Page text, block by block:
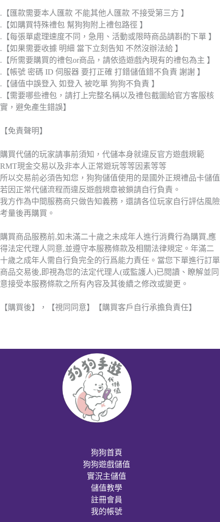
.【匯款需要本人匯款 不能其他人匯款 不接受第三方 】
.【如購買特殊禮包 幫狗狗附上禮包路徑 】
.【每張單處理速度不同，急用、活動或限時商品請斟酌下單 】
.【如果需要收據 明細 當下立刻告知 不然沒辦法給 】
.【所需要購買的禮包or商品，請依造遊戲內現有的禮包為主 】
.【帳號 密碼 ID 伺服器 要打正確 打錯儲值錯不負責 謝謝 】
.【儲值中誤登入 如登入 被吃單 狗狗不負責 】
.【需要哪些禮包，請打上完整名稱以及禮包截圖給官方客服核
實，避免產生錯誤】
【免責聲明】
購買代儲的玩家請事前須知，代儲本身就違反官方遊戲規範
RMT現金交易以及非本人正常遊玩等等因素等等
所以交易前必須告知您，狗狗儲值使用的是國外正規禮品卡儲值
若因正常代儲流程而違反遊戲規章被鎖請自行負責。
我方作為中間服務商只做告知義務，還請各位玩家自行評估風險
考量後再購買。
購買商品服務前,如未滿二十歲之未成年人進行消費行為購買,應
得法定代理人同意,並遵守本服務條款及相關法律規定。年滿二
十歲之成年人需自行負完全的行爲能力責任。當您下單進行訂單
商品交易後,即視為您的法定代理人(或監護人)已閱讀、瞭解並同
意接受本服務條款之所有內容及其後續之修改或變更。
【購買後】，【視同同意】【購買客戶自行承擔負責任】
狗狗首頁
狗狗遊戲儲值
實況主儲值
儲值教學
註冊會員
我的帳號